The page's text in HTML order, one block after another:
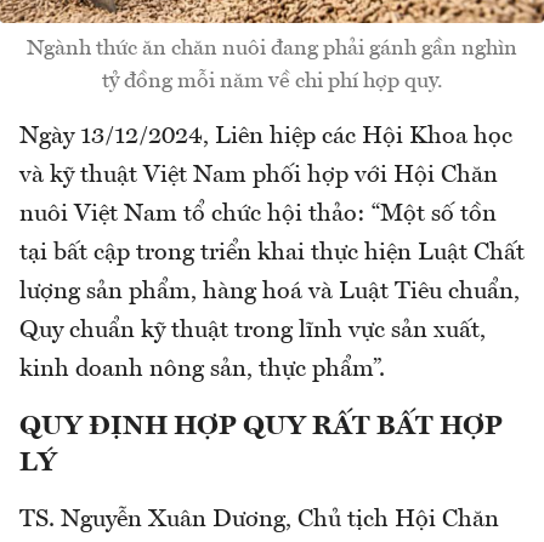
Ngành thức ăn chăn nuôi đang phải gánh gần nghìn
tỷ đồng mỗi năm về chi phí hợp quy.
Ngày 13/12/2024, Liên hiệp các Hội Khoa học
và kỹ thuật Việt Nam phối hợp với Hội Chăn
nuôi Việt Nam tổ chức hội thảo: “Một số tồn
tại bất cập trong triển khai thực hiện Luật Chất
lượng sản phẩm, hàng hoá và Luật Tiêu chuẩn,
Quy chuẩn kỹ thuật trong lĩnh vực sản xuất,
kinh doanh nông sản, thực phẩm”.
QUY ĐỊNH HỢP QUY RẤT BẤT HỢP
LÝ
TS. Nguyễn Xuân Dương, Chủ tịch Hội Chăn